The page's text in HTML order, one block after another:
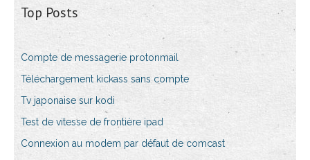
Top Posts
Compte de messagerie protonmail
Téléchargement kickass sans compte
Tv japonaise sur kodi
Test de vitesse de frontière ipad
Connexion au modem par défaut de comcast